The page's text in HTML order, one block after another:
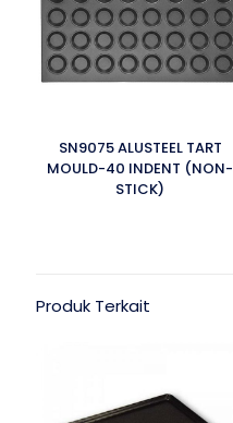
SN9075 ALUSTEEL TART
MOULD-40 INDENT (NON-
STICK)
Produk Terkait